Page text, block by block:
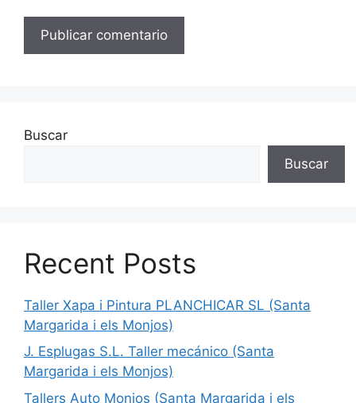
Buscar
Buscar
Recent Posts
Taller Xapa i Pintura PLANCHICAR SL (Santa
Margarida i els Monjos)
J. Esplugas S.L. Taller mecánico (Santa
Margarida i els Monjos)
Tallers Auto Monjos (Santa Margarida i els